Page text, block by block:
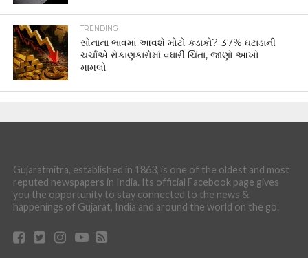
TRENDING
સોનાના ભાવમાં આવશે મોટો કડાકો? 37% ઘટાડાની
ચર્ચાએ રોકાણકારોમાં વધારી ચિંતા, જાણો આખો
મામલો
Gujaratmitra, established in 1863, is one of the oldest and most
reputed newspapers in India. Its official Facebook page gives
you the opportunity to stay connected to the news &
happenings of Gujarat, India and around the world on the go.